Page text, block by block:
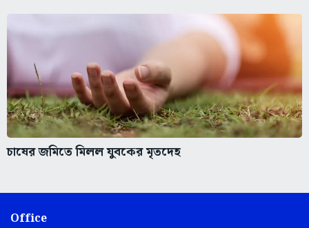
চাষের জমিতে মিলল যুবকের মৃতদেহ
Office